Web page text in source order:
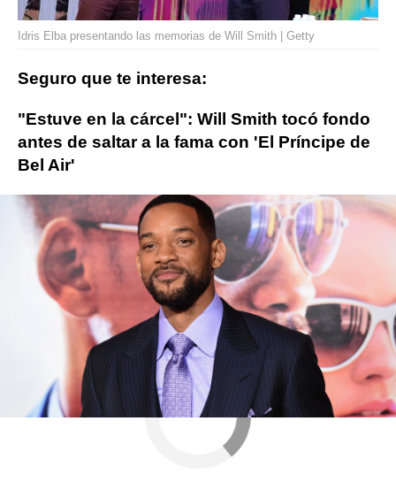
Idris Elba presentando las memorias de Will Smith | Getty
Seguro que te interesa:
"Estuve en la cárcel": Will Smith tocó fondo
antes de saltar a la fama con 'El Príncipe de
Bel Air'
will smith
ObjetivoTV » Cine